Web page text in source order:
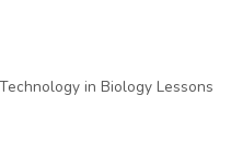
in Biology Lessons